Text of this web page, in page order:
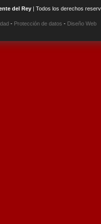
del Rey| Todos los derechos
- Protección de datos - Diseño Web